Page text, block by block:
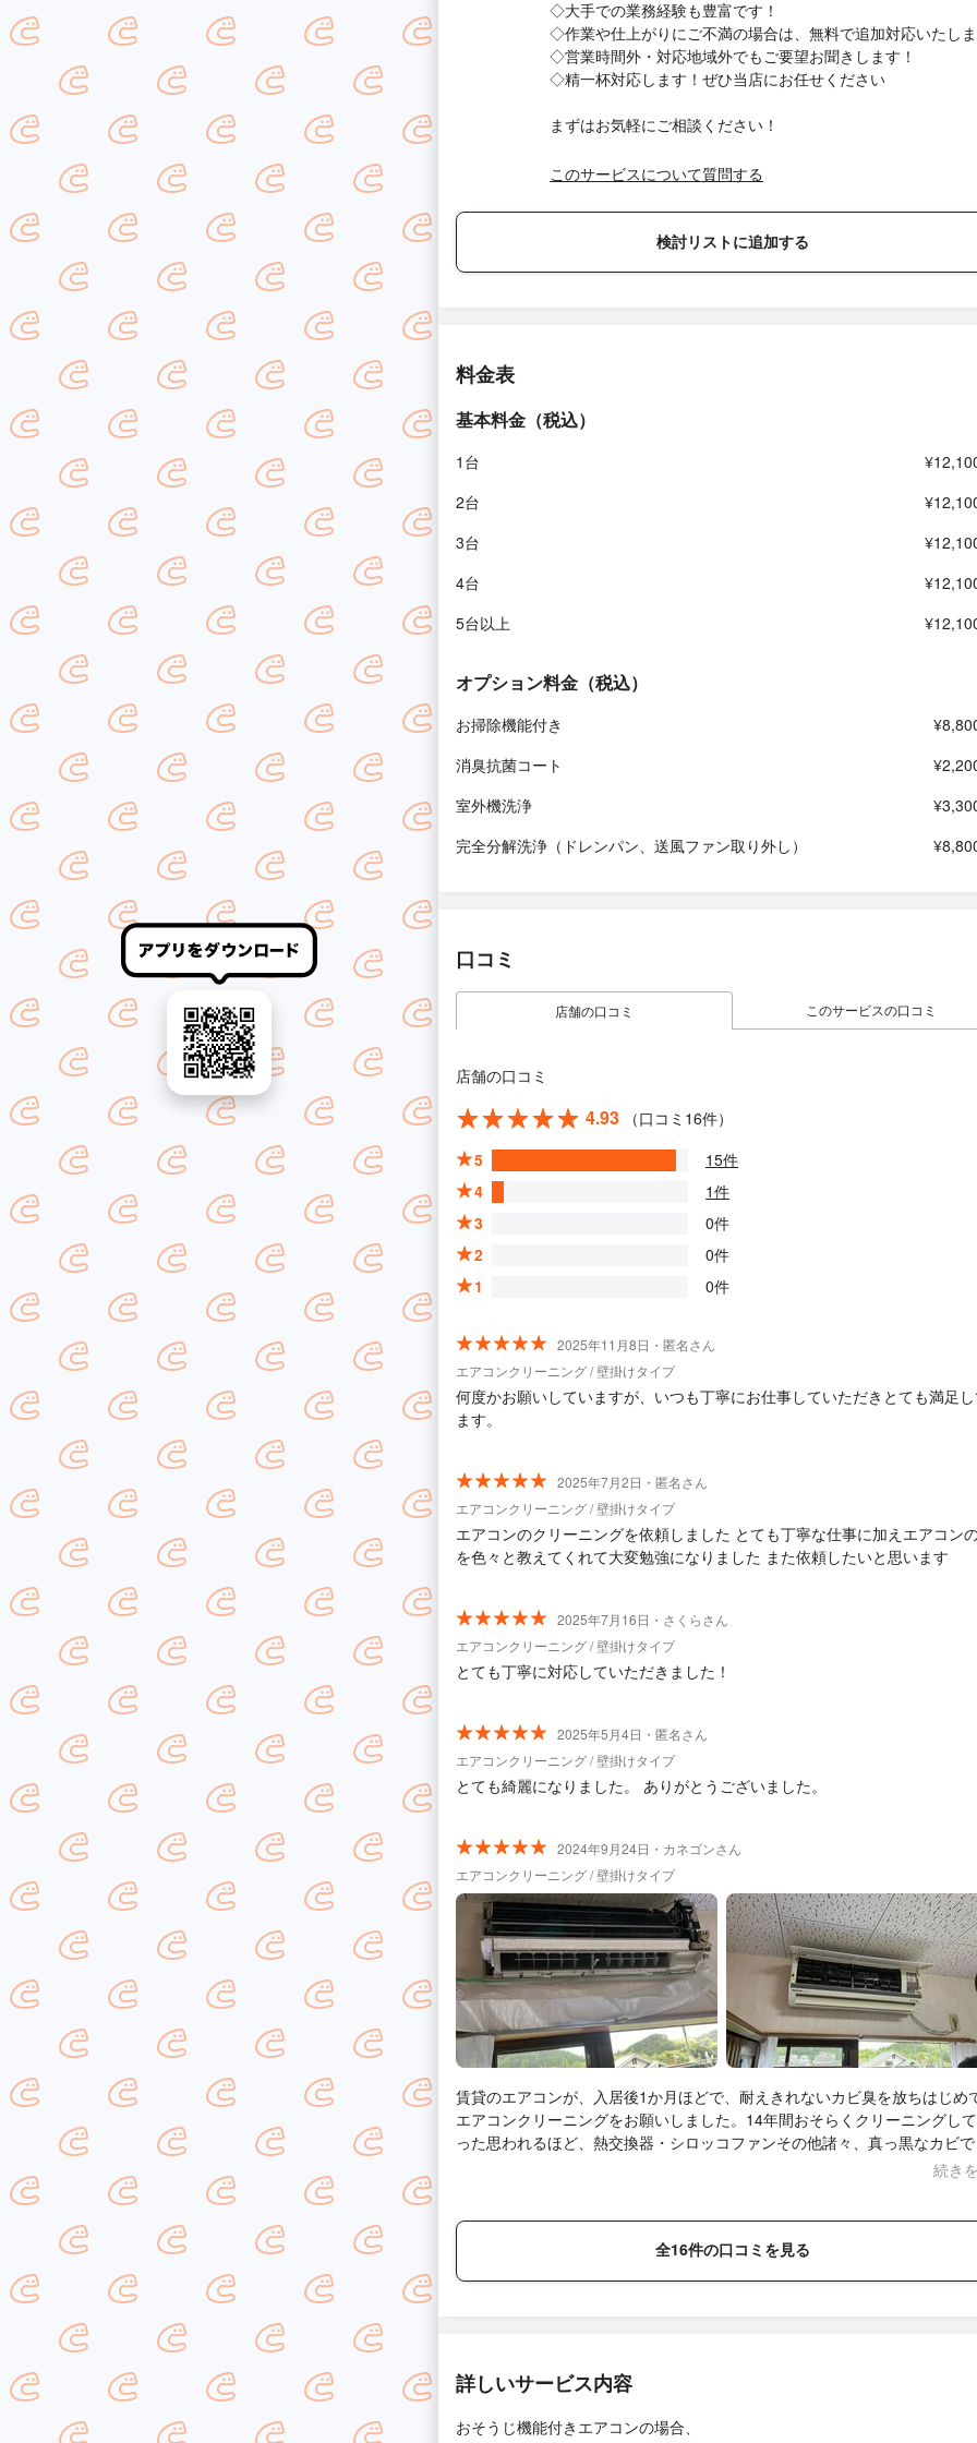
◇大手での業務経験も豊富です！
◇作業や仕上がりにご不満の場合は、無料で追加対応いたし
◇営業時間外・対応地域外でもご要望お聞きします！
◇精一杯対応します！ぜひ当店にお任せください
まずはお気軽にご相談ください！
このサービスについて質問する
検討リストに追加する
料金表
基本料金（税込）
1台
2台
3台
4台
5台以上
オプション料金（税込）
お掃除機能付き
消臭抗菌コート
室外機洗浄
完全分解洗浄（ドレンパン、送風ファン取り外し）
口コミ
店舗の口コミ このサービスの口コミ
店舗の口コミ
4.93
（口コミ16件）
5
15件
4
1件
3
0件
2
0件
1
0件
2025年11月8日・匿名さん
エアコンクリーニング / 壁掛けタイプ
何度かお願いしていますが、いつも丁寧にお仕事していただきとても満足
ます。
2025年7月2日・匿名さん
エアコンクリーニング / 壁掛けタイプ
エアコンのクリーニングを依頼しました とても丁寧な仕事に加えエアコン
を色々と教えてくれて大変勉強になりました また依頼したいと思います
2025年7月16日・さくらさん
エアコンクリーニング / 壁掛けタイプ
とても丁寧に対応していただきました！
2025年5月4日・匿名さん
エアコンクリーニング / 壁掛けタイプ
とても綺麗になりました。 ありがとうございました。
2024年9月24日・カネゴンさん
エアコンクリーニング / 壁掛けタイプ
賃貸のエアコンが、入居後1か月ほどで、耐えきれないカビ臭を放ちはじめ
エアコンクリーニングをお願いしました。14年間おそらくクリーニングし
った思われるほど、熱交換器・シロッコファンその他諸々、真っ黒なカビ
た。養生から清掃までしっかり時間をかけて綺麗にして頂きました。壁に
全くカビ臭はしません。ありがとうございました。
続き
全16件の口コミを見る
詳しいサービス内容
おそうじ機能付きエアコンの場合、